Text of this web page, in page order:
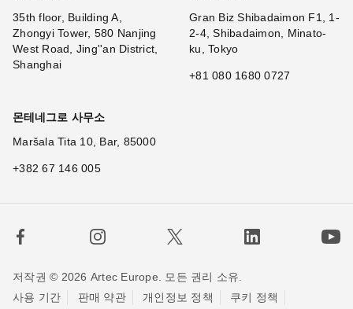
35th floor, Building A,
Zhongyi Tower, 580 Nanjing
West Road, Jing''an District,
Shanghai
Gran Biz Shibadaimon F1, 1-
2-4, Shibadaimon, Minato-
ku, Tokyo
+81 080 1680 0727
몬테네그로 사무소
Maršala Tita 10, Bar, 85000
+382 67 146 005
저작권 © 2026 Artec Europe. 모든 권리 소유.
사용 기간
판매 약관 개인정보 정책 쿠키 정책